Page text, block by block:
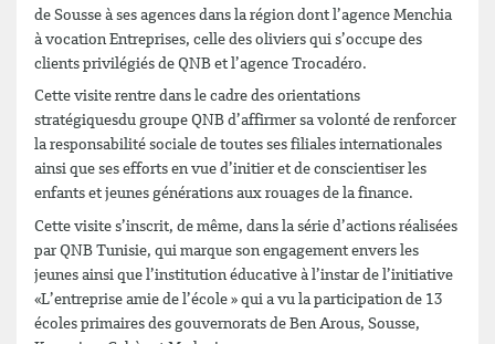
de Sousse à ses agences dans la région dont l’agence Menchia
à vocation Entreprises, celle des oliviers qui s’occupe des
clients privilégiés de QNB et l’agence Trocadéro.
Cette visite rentre dans le cadre des orientations
stratégiquesdu groupe QNB d’affirmer sa volonté de renforcer
la responsabilité sociale de toutes ses filiales internationales
ainsi que ses efforts en vue d’initier et de conscientiser les
enfants et jeunes générations aux rouages de la finance.
Cette visite s’inscrit, de même, dans la série d’actions réalisées
par QNB Tunisie, qui marque son engagement envers les
jeunes ainsi que l’institution éducative à l’instar de l’initiative
«L’entreprise amie de l’école » qui a vu la participation de 13
écoles primaires des gouvernorats de Ben Arous, Sousse,